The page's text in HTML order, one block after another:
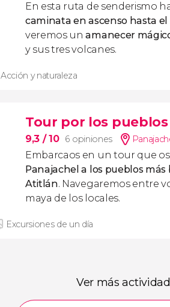
En esta ruta de senderismo
caminata en ascenso hasta el
veremos unamanecer
y sus tres volcanes.
Acción y naturaleza
Tour por los
9,3 / 10 6 opiniones
Embarcaos en un tour que
Panajachel a los pueblos más
Atitlán. Navegaremos entre
maya de los locales.
Excursiones de un día
Ver más